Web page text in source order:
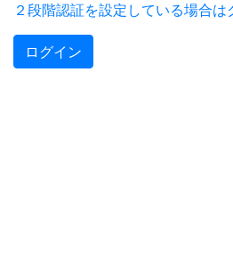
２段階認証を設定している場合は
ログイン